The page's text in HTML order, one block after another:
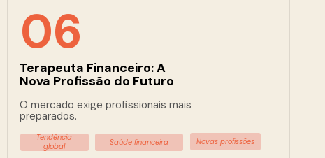
06
Terapeuta Financeiro: A
Nova Profissão do Futuro
O mercado exige profissionais mais
preparados.
Novas profissões
Tendência
global
Saúde financeira